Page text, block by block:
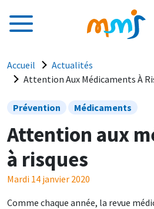
Fil d'Ariane
Accueil
Actualités
Attention Aux Médicaments À
Prévention Médicaments
Attention aux
à risques
Mardi 14 janvier 2020
Comme chaque année, la revue